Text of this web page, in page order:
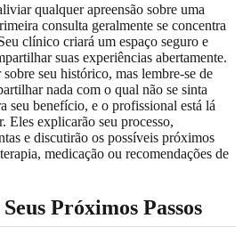
qualquer apreensão sobre uma
consulta geralmente se concentra
clínico criará um espaço seguro e
suas experiências abertamente.
seu histórico, mas lembre-se de
nada com o qual não se sinta
seu benefício, e o profissional está lá
Eles explicarão seu processo,
e discutirão os possíveis próximos
medicação ou recomendações de
Próximos Passos